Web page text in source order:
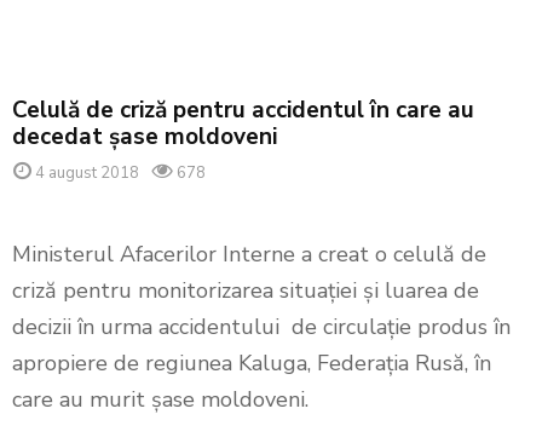
Celulă de criză pentru accidentul în care au
decedat șase moldoveni
4 august 2018 678
Ministerul Afacerilor Interne a creat o celulă de
criză pentru monitorizarea situației și luarea de
decizii în urma accidentului de circulație produs în
apropiere de regiunea Kaluga, Federația Rusă, în
care au murit șase moldoveni.